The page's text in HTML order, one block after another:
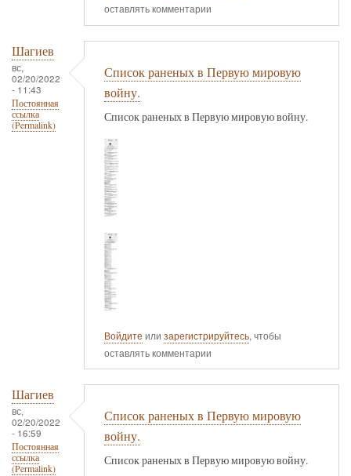
оставлять комментарии
Шагиев
вс,
02/20/2022
- 11:43
Постоянная
ссылка
(Permalink)
Список раненых в Первую мировую
войну.
Список раненых в Первую мировую войну.
Войдите или зарегистрируйтесь, чтобы
оставлять комментарии
Шагиев
вс,
02/20/2022
- 16:59
Постоянная
ссылка
(Permalink)
Список раненых в Первую мировую
войну.
Список раненых в Первую мировую войну.